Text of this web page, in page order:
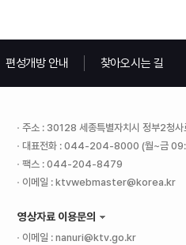
편성개방 안내 찾아오시는 길
주소 : 30128 세종특별자치시 정부2청
대표전화 : 044-204-8000 (월~금
팩스 : 044-204-8479
이메일 : ktvwebmaster@korea.kr
영상자료 이용문의
이메일 : nanuri@ktv.go.kr